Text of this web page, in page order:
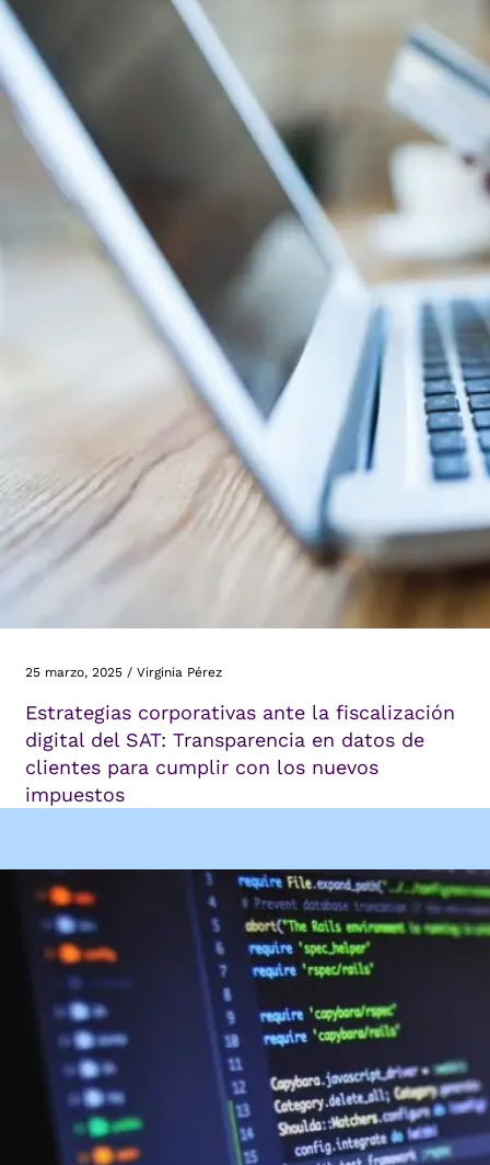
25 marzo, 2025 / Virginia Pérez
Estrategias corporativas ante la fiscalización
digital del SAT: Transparencia en datos de
clientes para cumplir con los nuevos
impuestos